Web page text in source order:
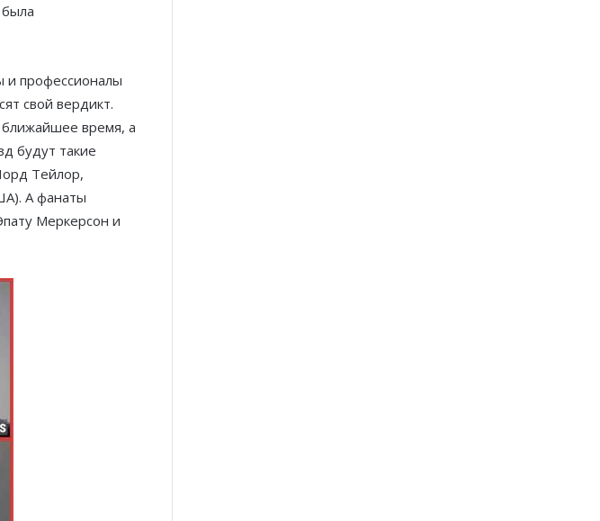
и профессионалы
свой вердикт.
время, а
будут такие
Тейлор,
А фанаты
Меркерсон и